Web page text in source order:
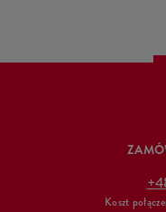
Koszt